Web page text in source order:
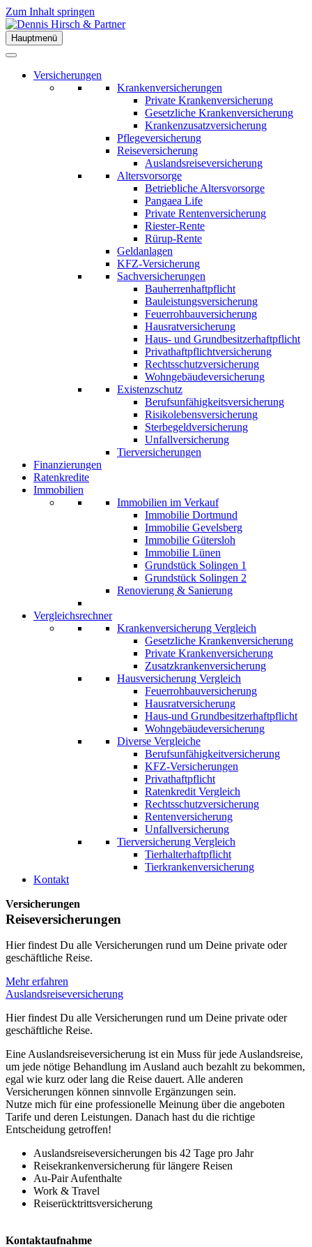
Zum Inhalt springen
Hauptmenü
Versicherungen
Krankenversicherungen
Private Krankenversicherung
Gesetzliche Krankenversicherung
Krankenzusatzversicherung
Pflegeversicherung
Reiseversicherung
Auslandsreiseversicherung
Altersvorsorge
Betriebliche Altersvorsorge
Pangaea Life
Private Rentenversicherung
Riester-Rente
Rürup-Rente
Geldanlagen
KFZ-Versicherung
Sachversicherungen
Bauherrenhaftpflicht
Bauleistungsversicherung
Feuerrohbauversicherung
Hausratversicherung
Haus- und Grundbesitzerhaftpflicht
Privathaftpflichtversicherung
Rechtsschutzversicherung
Wohngebäudeversicherung
Existenzschutz
Berufsunfähigkeitsversicherung
Risikolebensversicherung
Sterbegeldversicherung
Unfallversicherung
Tierversicherungen
Finanzierungen
Ratenkredite
Immobilien
Immobilien im Verkauf
Immobilie Dortmund
Immobilie Gevelsberg
Immobilie Gütersloh
Immobilie Lünen
Grundstück Solingen 1
Grundstück Solingen 2
Renovierung & Sanierung
Vergleichsrechner
Krankenversicherung Vergleich
Gesetzliche Krankenversicherung
Private Krankenversicherung
Zusatzkrankenversicherung
Hausversicherung Vergleich
Feuerrohbauversicherung
Hausratversicherung
Haus-und Grundbesitzerhaftpflicht
Wohngebäudeversicherung
Diverse Vergleiche
Berufsunfähigkeitversicherung
KFZ-Versicherungen
Privathaftpflicht
Ratenkredit Vergleich
Rechtsschutzversicherung
Rentenversicherung
Unfallversicherung
Tierversicherung Vergleich
Tierhalterhaftpflicht
Tierkrankenversicherung
Kontakt
Versicherungen
Reisever­sicherungen
Hier findest Du alle Versicherungen rund um Deine private oder
geschäftliche Reise.
Mehr erfahren
Auslands­reisever­sicherung
Hier findest Du alle Versicherungen rund um Deine private oder
geschäftliche Reise.
Eine Auslandsreiseversicherung ist ein Muss für jede Auslandsreise,
um jede nötige Behandlung im Ausland auch bezahlt zu bekommen,
egal wie kurz oder lang die Reise dauert. Alle anderen
Versicherungen können sinnvolle Ergänzungen sein.
Nutze mich für eine professionelle Meinung über die angeboten
Tarife und deren Leistungen. Danach hast du die richtige
Entscheidung getroffen!
Auslandsreiseversicherungen bis 42 Tage pro Jahr
Reisekrankenversicherung für längere Reisen
Au-Pair Aufenthalte
Work & Travel
Reiserücktrittsversicherung
Kontaktaufnahme